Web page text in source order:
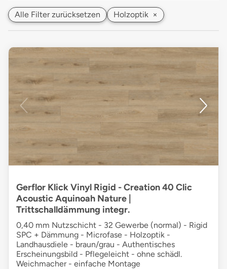
Alle Filter zurücksetzen Holzoptik ×
Gerflor Klick Vinyl Rigid - Creation 40 Clic
Acoustic Aquinoah Nature |
Trittschalldämmung integr.
0,40 mm Nutzschicht - 32 Gewerbe (normal) - Rigid
SPC + Dämmung - Microfase - Holzoptik -
Landhausdiele - braun/grau - Authentisches
Erscheinungsbild - Pflegeleicht - ohne schädl.
Weichmacher - einfache Montage